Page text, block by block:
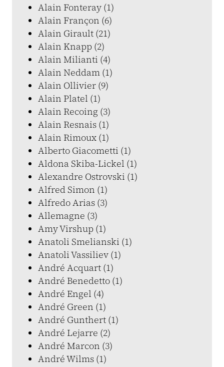
Alain Fonteray (1)
Alain Françon (6)
Alain Girault (21)
Alain Knapp (2)
Alain Milianti (4)
Alain Neddam (1)
Alain Ollivier (9)
Alain Platel (1)
Alain Recoing (3)
Alain Resnais (1)
Alain Rimoux (1)
Alberto Giacometti (1)
Aldona Skiba-Lickel (1)
Alexandre Ostrovski (1)
Alfred Simon (1)
Alfredo Arias (3)
Allemagne (3)
Amy Virshup (1)
Anatoli Smelianski (1)
Anatoli Vassiliev (1)
André Acquart (1)
André Benedetto (1)
André Engel (4)
André Green (1)
André Gunthert (1)
André Lejarre (2)
André Marcon (3)
André Wilms (1)